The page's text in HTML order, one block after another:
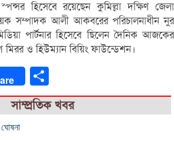
স্পন্সর হিসেবে রয়েছেন কুমিল্লা দক্ষিণ জেলা
সম্পাদক আলী আকবরের পরিচালনাধীন নুর
পার্টনার হিসেবে ছিলেন দৈনিক আজকের
মিরর ও হিউম্যান বিয়িং ফাউন্ডেশন।
সাম্প্রতিক খবর